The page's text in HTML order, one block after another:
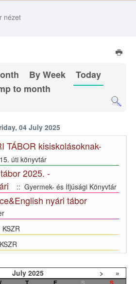
nézet
By Week
Today
to month
04 July 2025
TÁBOR kisiskolásoknak-
úti könyvtár
2025. -
:: Gyermek- és Ifjúsági Könyvtár
nyári tábor
July 2025 > »